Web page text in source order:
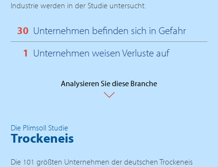
Industrie werden in der Studie untersucht.
30 Unternehmen befinden sich in Gefahr
1 Unternehmen weisen Verluste auf
Analysieren Sie diese Branche
Die Plimsoll Studie
Trockeneis
Die 101 größten Unternehmen der deutschen Trockeneis